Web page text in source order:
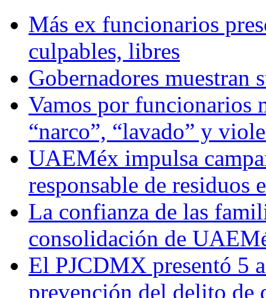
Más ex funcionarios
culpables, libres
Gobernadores muestran
Vamos por funcionarios
“narco”, “lavado” y
UAEMéx impulsa
responsable de residuos
La confianza de las
consolidación de
El PJCDMX presentó 5
prevención del delito de